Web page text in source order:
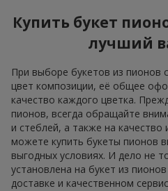
Купить букет
лучший
При выборе букетов из пионов
цвет композиции, её общее
качество каждого цветка.
пионов, всегда обращайте
и стеблей, а также на качество
можете купить букеты пионов
выгодных условиях. И дело не
установлена на букет из
доставке и качественном